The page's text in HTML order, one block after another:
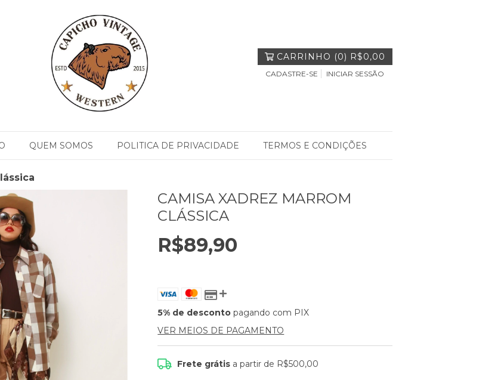
CARRINHO (0) R$0,00
CADASTRE-SE INICIAR SESSÃO
QUEM SOMOS POLITICA DE PRIVACIDADE TERMOS E CONDIÇÕES
CAMISA XADREZ MARROM
CLÁSSICA
R$89,90
5% de desconto pagando com PIX
VER MEIOS DE PAGAMENTO
Frete grátis a partir de R$500,00